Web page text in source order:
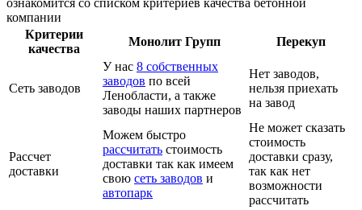
ознакомится со списком критериев качества бетонной
компании
Критерии
качества
Монолит Групп Перекуп
Сеть заводов
У нас 8 собственных
заводов по всей
Ленобласти, а также
заводы наших партнеров
Нет заводов,
нельзя приехать
на завод
Рассчет
доставки
Можем быстро
рассчитать стоимость
доставки так как имеем
свою сеть заводов и
автопарк
Не может сказать
стоимость
доставки сразу,
так как нет
возможности
рассчитать